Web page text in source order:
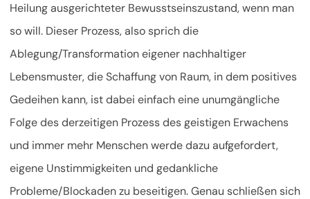
Heilung ausgerichteter Bewusstseinszustand, wenn man
so will. Dieser Prozess, also sprich die
Ablegung/Transformation eigener nachhaltiger
Lebensmuster, die Schaffung von Raum, in dem positives
Gedeihen kann, ist dabei einfach eine unumgängliche
Folge des derzeitigen Prozess des geistigen Erwachens
und immer mehr Menschen werde dazu aufgefordert,
eigene Unstimmigkeiten und gedankliche
Probleme/Blockaden zu beseitigen. Genau schließen sich